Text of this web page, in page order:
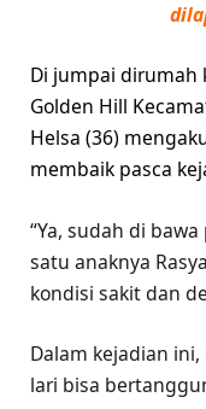
Di jumpai dirumah
Golden Hill
Helsa (36)
membaik pasca
“Ya, sudah di
satu anaknya
kondisi sakit dan
Dalam kejadian
lari bisa